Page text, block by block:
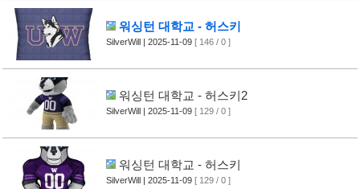
워싱턴 대학교 - 허스키
SilverWill | 2025-11-09 [ 146 / 0 ]
워싱턴 대학교 - 허스키2
SilverWill | 2025-11-09 [ 129 / 0 ]
워싱턴 대학교 - 허스키
SilverWill | 2025-11-09 [ 129 / 0 ]